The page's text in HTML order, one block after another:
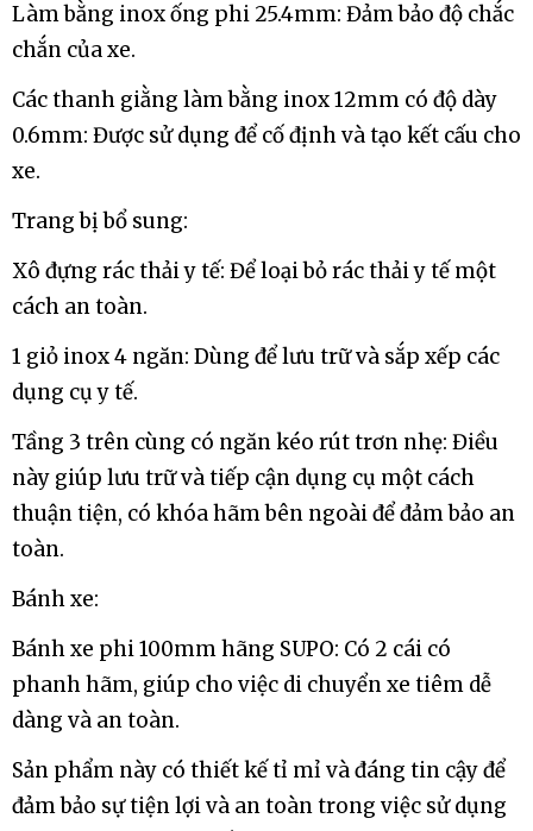
Làm bằng inox ống phi 25.4mm: Đảm bảo độ chắc
chắn của xe.
Các thanh giằng làm bằng inox 12mm có độ dày
0.6mm: Được sử dụng để cố định và tạo kết cấu cho
xe.
Trang bị bổ sung:
Xô đựng rác thải y tế: Để loại bỏ rác thải y tế một
cách an toàn.
1 giỏ inox 4 ngăn: Dùng để lưu trữ và sắp xếp các
dụng cụ y tế.
Tầng 3 trên cùng có ngăn kéo rút trơn nhẹ: Điều
này giúp lưu trữ và tiếp cận dụng cụ một cách
thuận tiện, có khóa hãm bên ngoài để đảm bảo an
toàn.
Bánh xe:
Bánh xe phi 100mm hãng SUPO: Có 2 cái có
phanh hãm, giúp cho việc di chuyển xe tiêm dễ
dàng và an toàn.
Sản phẩm này có thiết kế tỉ mỉ và đáng tin cậy để
đảm bảo sự tiện lợi và an toàn trong việc sử dụng